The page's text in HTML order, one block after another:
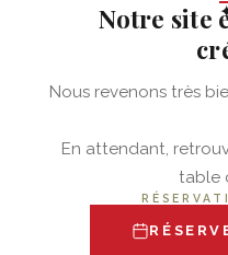
Notre site
Nous revenons très
En attendant,
table